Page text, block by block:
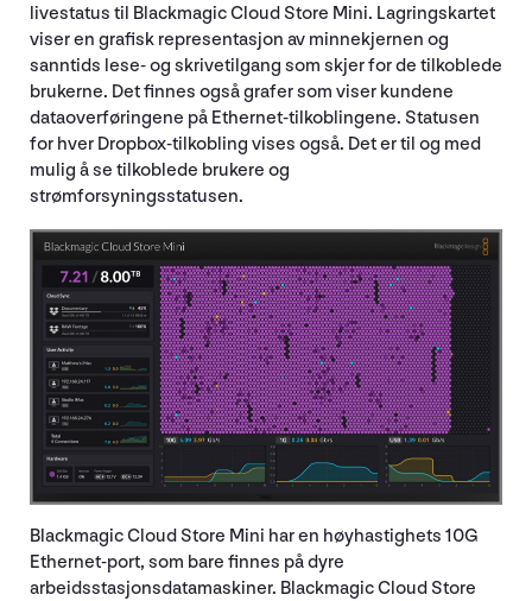
livestatus til Blackmagic Cloud Store Mini. Lagringskartet
viser en grafisk representasjon av minnekjernen og
sanntids lese- og skrivetilgang som skjer for de tilkoblede
brukerne. Det finnes også grafer som viser kundene
dataoverføringene på Ethernet-tilkoblingene. Statusen
for hver Dropbox-tilkobling vises også. Det er til og med
mulig å se tilkoblede brukere og
strømforsyningsstatusen.
Blackmagic Cloud Store Mini har en høyhastighets 10G
Ethernet-port, som bare finnes på dyre
arbeidsstasjonsdatamaskiner. Blackmagic Cloud Store